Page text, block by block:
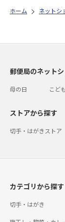
ホーム ネットシ
郵便局のネット
母の日 こど
ストアから探す
切手・はがきストア
カテゴリから探す
切手・はがき